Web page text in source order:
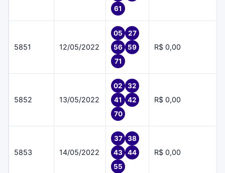
61
5851 12/05/2022
05
27
56
59
71
R$ 0,00
5852 13/05/2022
02
32
41
42
70
R$ 0,00
5853 14/05/2022
37
38
43
44
55
R$ 0,00